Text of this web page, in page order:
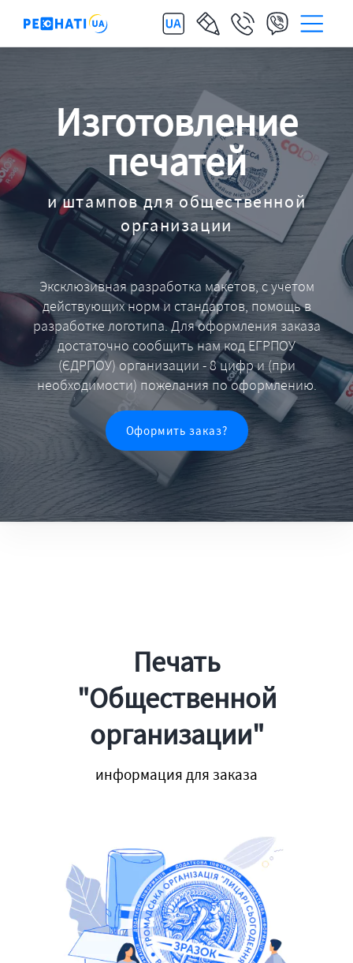
Изготовление
печатей
и штампов для общественной
организации
Эксклюзивная разработка макетов, с учетом
действующих норм и стандартов, помощь в
разработке логотипа. Для оформления заказа
достаточно сообщить нам код ЕГРПОУ
(ЄДРПОУ) организации - 8 цифр и (при
необходимости) пожелания по оформлению.
Оформить заказ?
Печать
"Общественной
организации"
информация для заказа